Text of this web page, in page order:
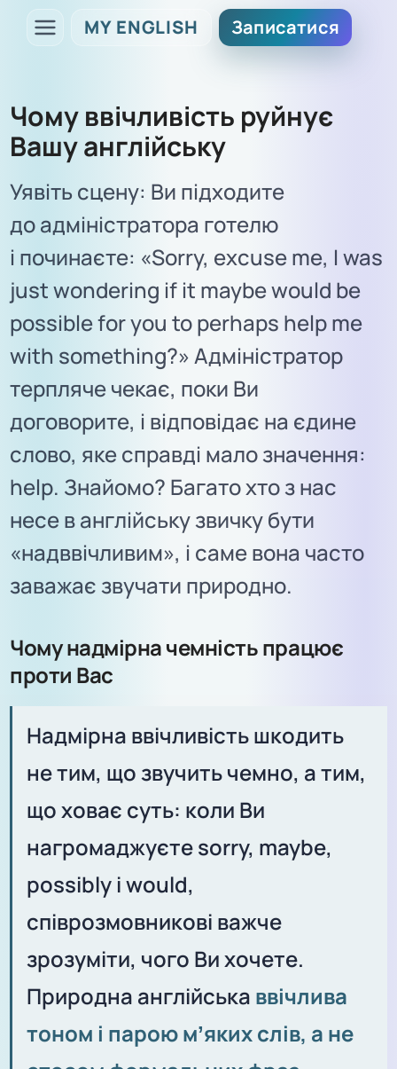
MY ENGLISH Записатися
Чому ввічливість руйнує
Вашу англійську
Уявіть сцену: Ви підходите
до адміністратора готелю
і починаєте: «Sorry, excuse me, I was
just wondering if it maybe would be
possible for you to perhaps help me
with something?» Адміністратор
терпляче чекає, поки Ви
договорите, і відповідає на єдине
слово, яке справді мало значення:
help. Знайомо? Багато хто з нас
несе в англійську звичку бути
«надввічливим», і саме вона часто
заважає звучати природно.
Чому надмірна чемність працює
проти Вас
Надмірна ввічливість шкодить
не тим, що звучить чемно, а тим,
що ховає суть: коли Ви
нагромаджуєте sorry, maybe,
possibly і would,
співрозмовникові важче
зрозуміти, чого Ви хочете.
Природна англійська ввічлива
тоном і парою мʼяких слів, а не